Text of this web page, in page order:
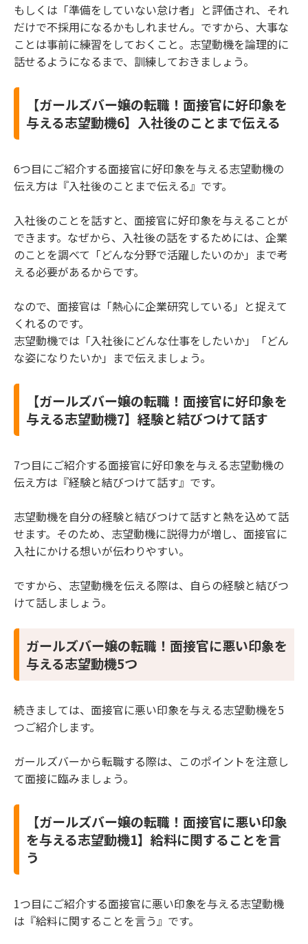
もしくは「準備をしていない怠け者」と評価され、それ
だけで不採用になるかもしれません。ですから、大事な
ことは事前に練習をしておくこと。志望動機を論理的に
話せるようになるまで、訓練しておきましょう。
【ガールズバー嬢の転職！面接官に好印象を
与える志望動機6】入社後のことまで伝える
6つ目にご紹介する面接官に好印象を与える志望動機の
伝え方は『入社後のことまで伝える』です。
入社後のことを話すと、面接官に好印象を与えることが
できます。なぜから、入社後の話をするためには、企業
のことを調べて「どんな分野で活躍したいのか」まで考
える必要があるからです。
なので、面接官は「熱心に企業研究している」と捉えて
くれるのです。
志望動機では「入社後にどんな仕事をしたいか」「どん
な姿になりたいか」まで伝えましょう。
【ガールズバー嬢の転職！面接官に好印象を
与える志望動機7】経験と結びつけて話す
7つ目にご紹介する面接官に好印象を与える志望動機の
伝え方は『経験と結びつけて話す』です。
志望動機を自分の経験と結びつけて話すと熱を込めて話
せます。そのため、志望動機に説得力が増し、面接官に
入社にかける想いが伝わりやすい。
ですから、志望動機を伝える際は、自らの経験と結びつ
けて話しましょう。
ガールズバー嬢の転職！面接官に悪い印象を
与える志望動機5つ
続きましては、面接官に悪い印象を与える志望動機を5
つご紹介します。
ガールズバーから転職する際は、このポイントを注意し
て面接に臨みましょう。
【ガールズバー嬢の転職！面接官に悪い印象
を与える志望動機1】給料に関することを言
う
1つ目にご紹介する面接官に悪い印象を与える志望動機
は『給料に関することを言う』です。